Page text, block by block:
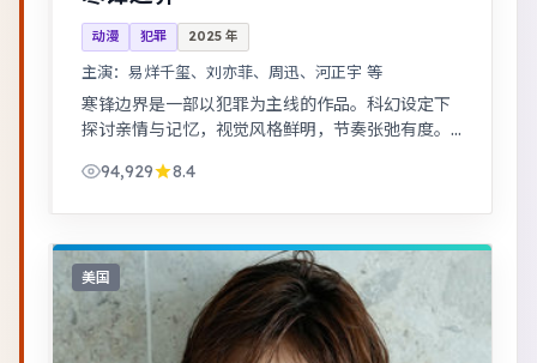
动漫 犯罪 2025 年
主演： 易烊千玺、刘亦菲、周迅、河正宇 等
寒锋边界是一部以犯罪为主线的作品。科幻设定下
探讨亲情与记忆，视觉风格鲜明，节奏张弛有度。
绪主线。
94,929 8.4
美国